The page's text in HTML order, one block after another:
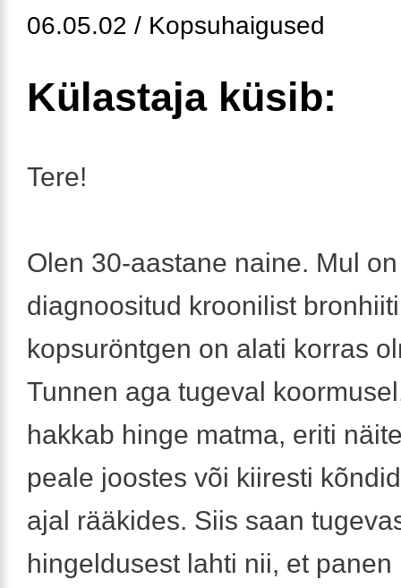
06.05.02 / Kopsuhaigused
Külastaja küsib:
Tere!
Olen 30-aastane naine. Mul on
diagnoositud kroonilist
kopsuröntgen on alati korras
Tunnen aga tugeval
hakkab hinge matma, eriti
peale joostes või kiiresti
ajal rääkides. Siis saan
hingeldusest lahti nii, et panen